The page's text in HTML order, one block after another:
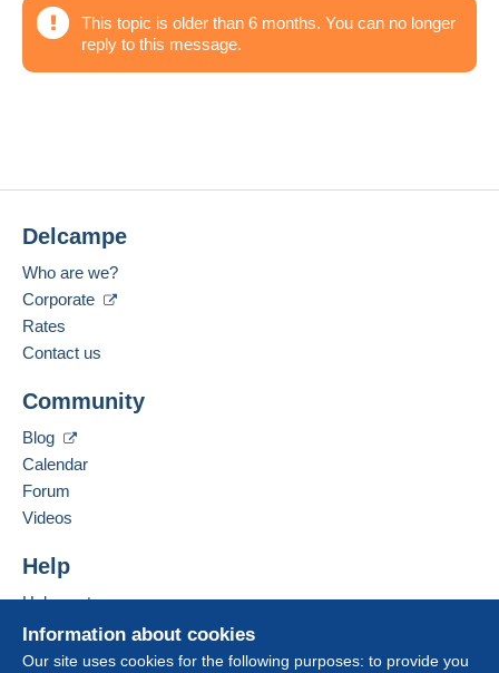
This topic is older than 6 months. You can no longer
reply to this message.
Information about cookies
Our site uses cookies for the following purposes: to provide you
Delcampe
Who are we?
Corporate
Rates
Contact us
Community
Blog
Calendar
Forum
Videos
Help
Help centre
Buying on Delcampe
Selling on Delcampe